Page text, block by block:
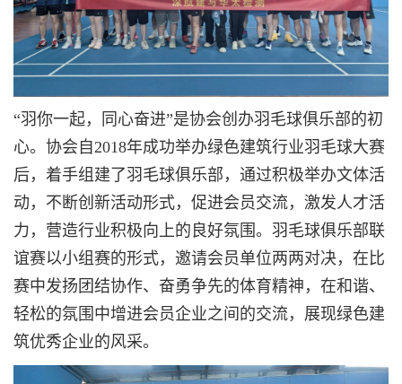
“羽你一起，同心奋进”是协会创办羽毛球俱乐部的初
心。协会自2018年成功举办绿色建筑行业羽毛球大赛
后，着手组建了羽毛球俱乐部，通过积极举办文体活
动，不断创新活动形式，促进会员交流，激发人才活
力，营造行业积极向上的良好氛围。羽毛球俱乐部联
谊赛以小组赛的形式，邀请会员单位两两对决，在比
赛中发扬团结协作、奋勇争先的体育精神，在和谐、
轻松的氛围中增进会员企业之间的交流，展现绿色建
筑优秀企业的风采。